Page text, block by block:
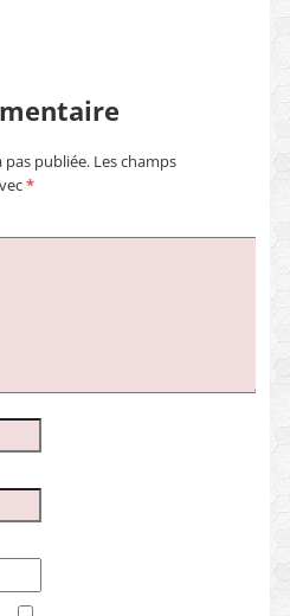
pas publiée. Les champs
*